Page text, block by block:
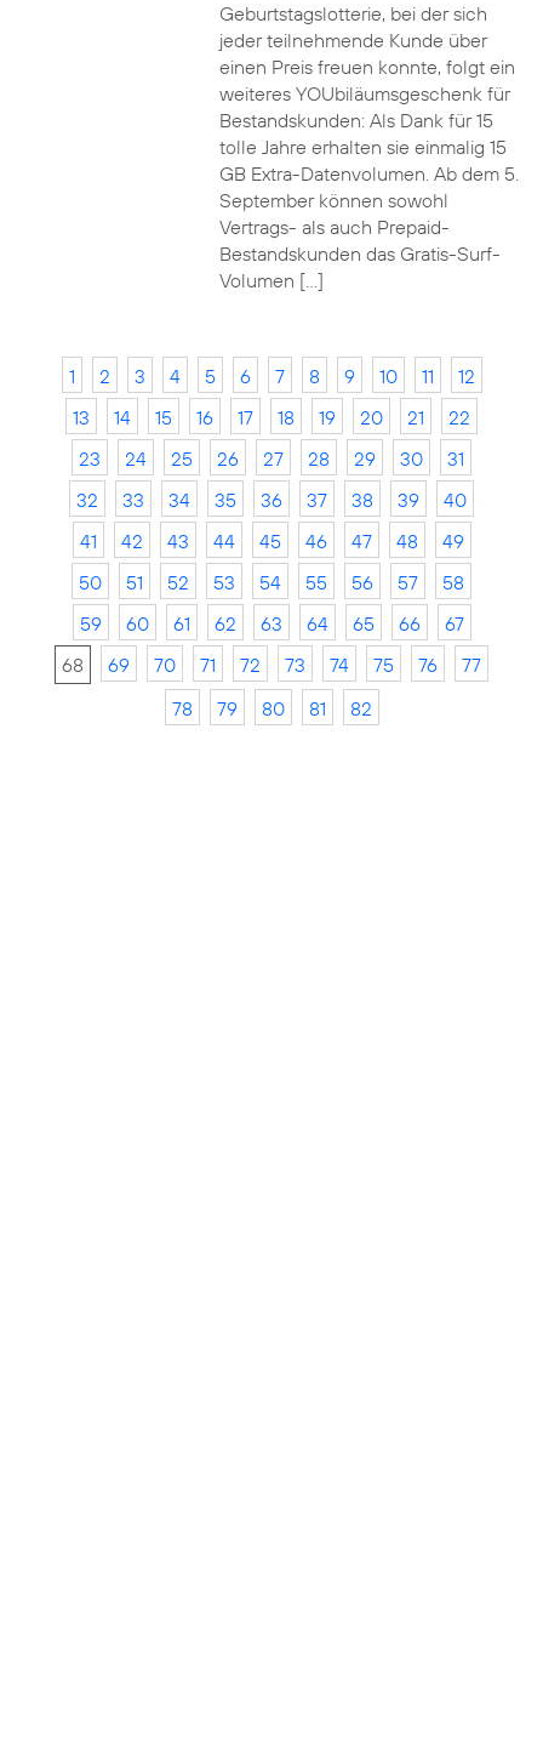
Geburtstagslotterie, bei der sich
jeder teilnehmende Kunde über
einen Preis freuen konnte, folgt ein
weiteres YOUbiläumsgeschenk für
Bestandskunden: Als Dank für 15
tolle Jahre erhalten sie einmalig 15
GB Extra-Datenvolumen. Ab dem 5.
September können sowohl
Vertrags- als auch Prepaid-
Bestandskunden das Gratis-Surf-
Volumen […]
1 2 3 4 5 6 7 8 9 10 11
12
13
14 15 16 17 18 19 20 21
22
23
24 25 26 27 28 29 30
31
32
33 34 35 36 37 38 39
40
41
42 43 44 45 46 47 48
49
50
51 52 53 54 55 56 57
58
59
60 61 62 63 64 65 66
67
68
69 70 71 72 73 74 75 76
77
78
79 80 81 82